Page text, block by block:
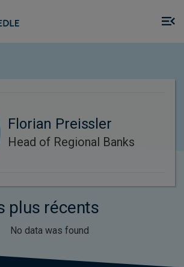
Florian Preissler
Head of Regional Banks
plus récents
No data was found